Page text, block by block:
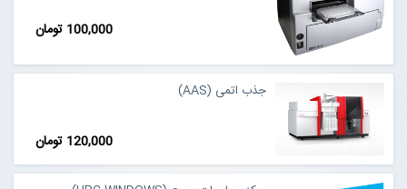
100,000 تومان
جذب اتمی (AAS)
120,000 تومان